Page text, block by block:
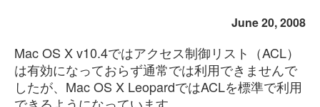
June 20, 2008
Mac OS X v10.4ではアクセス制御リスト（ACL）
は有効になっておらず通常では利用できませんで
したが、Mac OS X LeopardではACLを標準で利用